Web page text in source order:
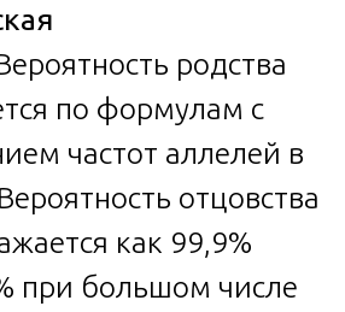
родства
по формулам с
частот аллелей в
отцовства
как 99,9%
при большом числе